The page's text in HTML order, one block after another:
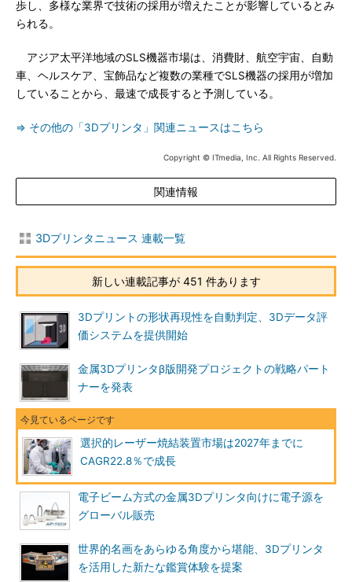
歩し、多様な業界で技術の採用が増えたことが影響しているとみ
られる。
アジア太平洋地域のSLS機器市場は、消費財、航空宇宙、自動
車、ヘルスケア、宝飾品など複数の業種でSLS機器の採用が増加
していることから、最速で成長すると予測している。
⇒ その他の「3Dプリンタ」関連ニュースはこちら
Copyright © ITmedia, Inc. All Rights Reserved.
関連情報
3Dプリンタニュース 連載一覧
新しい連載記事が 451 件あります
3Dプリントの形状再現性を自動判定、3Dデータ評
価システムを提供開始
金属3Dプリンタβ版開発プロジェクトの戦略パート
ナーを発表
選択的レーザー焼結装置市場は2027年までに
CAGR22.8％で成長
電子ビーム方式の金属3Dプリンタ向けに電子源を
グローバル販売
世界的名画をあらゆる角度から堪能、3Dプリンタ
を活用した新たな鑑賞体験を提案